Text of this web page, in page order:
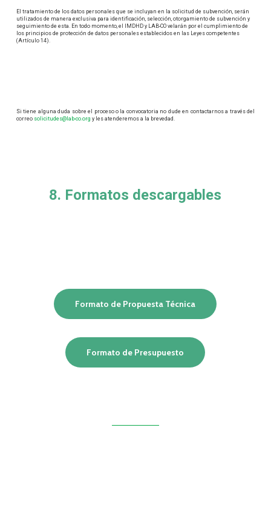
El tratamiento de los datos personales que se incluyan en la solicitud de subvención, serán
utilizados de manera exclusiva para identificación, selección, otorgamiento de subvención y
seguimiento de esta. En todo momento, el IMDHD y LAB-CO velarán por el cumplimiento de
los principios de protección de datos personales establecidos en las Leyes competentes
(Artículo 14).
Si tiene alguna duda sobre el proceso o la convocatoria no dude en contactarnos a través del
correo solicitudes@lab-co.org y les atenderemos a la brevedad.
8. Formatos descargables
Formato de Propuesta Técnica
Formato de Presupuesto